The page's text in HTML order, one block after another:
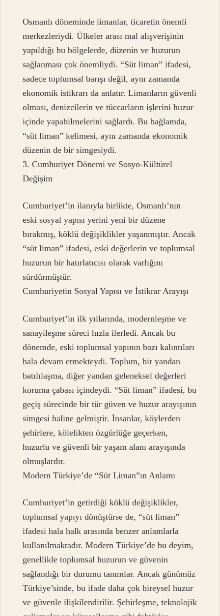
Osmanlı döneminde limanlar, ticaretin önemli
merkezleriydi. Ülkeler arası mal alışverişinin
yapıldığı bu bölgelerde, düzenin ve huzurun
sağlanması çok önemliydi. “Süt liman” ifadesi,
sadece toplumsal barışı değil, aynı zamanda
ekonomik istikrarı da anlatır. Limanların güvenli
olması, denizcilerin ve tüccarların işlerini huzur
içinde yapabilmelerini sağlardı. Bu bağlamda,
“süt liman” kelimesi, aynı zamanda ekonomik
düzenin de bir simgesiydi.
3. Cumhuriyet Dönemi ve Sosyo-Kültürel
Değişim
Cumhuriyet’in ilanıyla birlikte, Osmanlı’nın
eski sosyal yapısı yerini yeni bir düzene
bırakmış, köklü değişiklikler yaşanmıştır. Ancak
“süt liman” ifadesi, eski değerlerin ve toplumsal
huzurun bir hatırlatıcısı olarak varlığını
sürdürmüştür.
Cumhuriyetin Sosyal Yapısı ve İstikrar Arayışı
Cumhuriyet’in ilk yıllarında, modernleşme ve
sanayileşme süreci hızla ilerledi. Ancak bu
dönemde, eski toplumsal yapının bazı kalıntıları
hala devam etmekteydi. Toplum, bir yandan
batılılaşma, diğer yandan geleneksel değerleri
koruma çabası içindeydi. “Süt liman” ifadesi, bu
geçiş sürecinde bir tür güven ve huzur arayışının
simgesi haline gelmiştir. İnsanlar, köylerden
şehirlere, kölelikten özgürlüğe geçerken,
huzurlu ve güvenli bir yaşam alanı arayışında
olmuşlardır.
Modern Türkiye’de “Süt Liman”ın Anlamı
Cumhuriyet’in getirdiği köklü değişiklikler,
toplumsal yapıyı dönüştürse de, “süt liman”
ifadesi hala halk arasında benzer anlamlarla
kullanılmaktadır. Modern Türkiye’de bu deyim,
genellikle toplumsal huzurun ve güvenin
sağlandığı bir durumu tanımlar. Ancak günümüz
Türkiye’sinde, bu ifade daha çok bireysel huzur
ve güvenle ilişkilendirilir. Şehirleşme, teknolojik